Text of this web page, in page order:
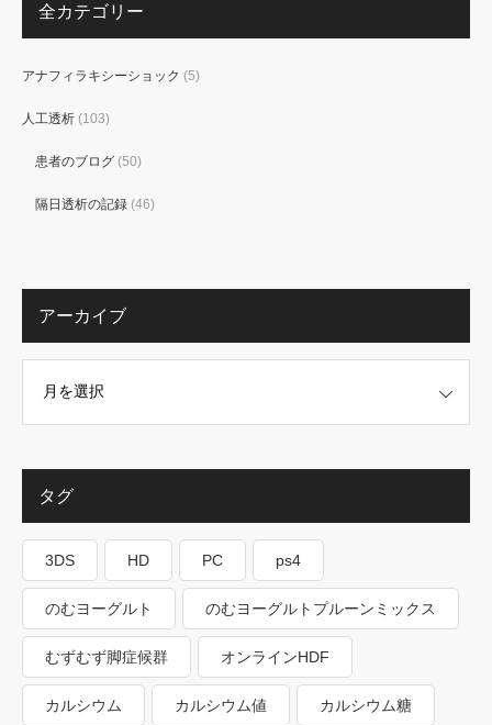
全カテゴリー
アナフィラキシーショック (5)
人工透析 (103)
患者のブログ (50)
隔日透析の記録 (46)
アーカイブ
タグ
3DS HD PC ps4
のむヨーグルト のむヨーグルトプルーンミックス
むずむず脚症候群 オンラインHDF
カルシウム カルシウム値 カルシウム糖